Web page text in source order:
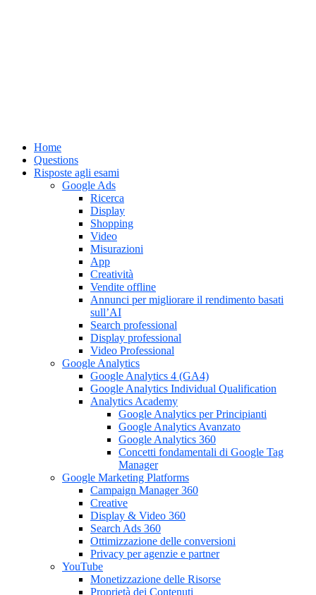
Home
Questions
Risposte agli esami
Google Ads
Ricerca
Display
Shopping
Video
Misurazioni
App
Creatività
Vendite offline
Annunci per migliorare il rendimento basati
sull’AI
Search professional
Display professional
Video Professional
Google Analytics
Google Analytics 4 (GA4)
Google Analytics Individual Qualification
Analytics Academy
Google Analytics per Principianti
Google Analytics Avanzato
Google Analytics 360
Concetti fondamentali di Google Tag
Manager
Google Marketing Platforms
Campaign Manager 360
Creative
Display & Video 360
Search Ads 360
Ottimizzazione delle conversioni
Privacy per agenzie e partner
YouTube
Monetizzazione delle Risorse
Proprietà dei Contenuti